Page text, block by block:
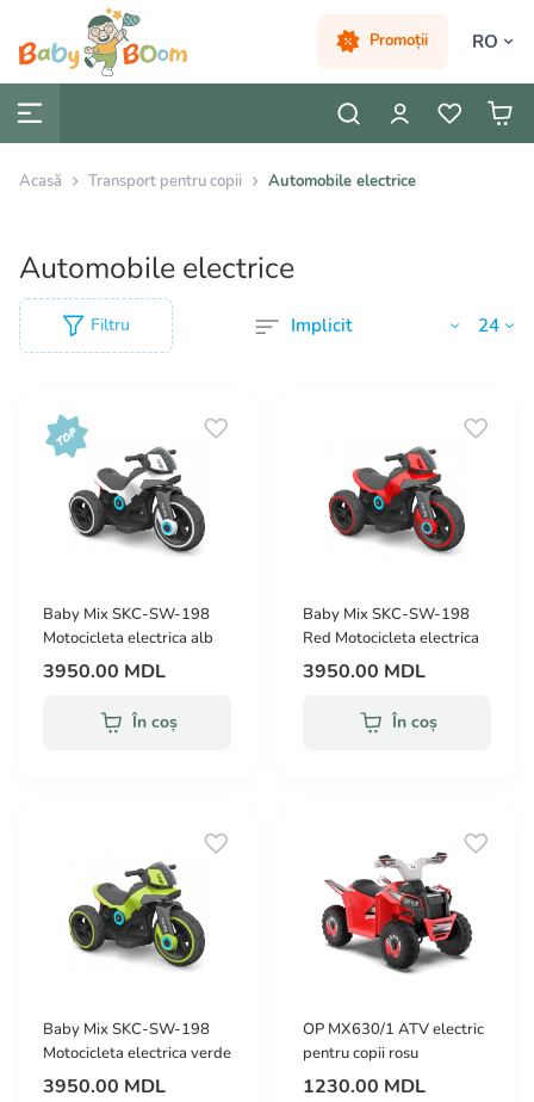
Promoții RO
Acasă Transport pentru copii Automobile electrice
Automobile electrice
Filtru
Baby Mix SKC-SW-198
Motocicleta electrica alb
3950.00 MDL
În coș
Baby Mix SKC-SW-198
Red Motocicleta electrica
3950.00 MDL
În coș
Baby Mix SKC-SW-198
Motocicleta electrica verde
3950.00 MDL
OP MX630/1 ATV electric
pentru copii rosu
1230.00 MDL